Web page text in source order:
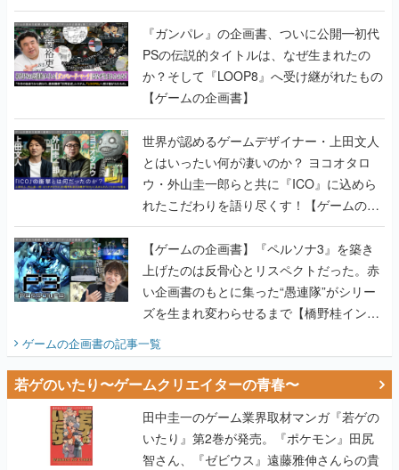
書】
『ガンパレ』の企画書、ついに公開━初代
PSの伝説的タイトルは、なぜ生まれたの
か？そして『LOOP8』へ受け継がれたもの
【ゲームの企画書】
世界が認めるゲームデザイナー・上田文人
とはいったい何が凄いのか？ ヨコオタロ
ウ・外山圭一郎らと共に『ICO』に込めら
れたこだわりを語り尽くす！【ゲームの企
画書】
【ゲームの企画書】『ペルソナ3』を築き
上げたのは反骨心とリスペクトだった。赤
い企画書のもとに集った“愚連隊”がシリー
ズを生まれ変わらせるまで【橋野桂インタ
ビュー】
ゲームの企画書の記事一覧
若ゲのいたり〜ゲームクリエイターの青春〜
田中圭一のゲーム業界取材マンガ『若ゲの
いたり』第2巻が発売。『ポケモン』田尻
智さん、『ゼビウス』遠藤雅伸さんらの貴